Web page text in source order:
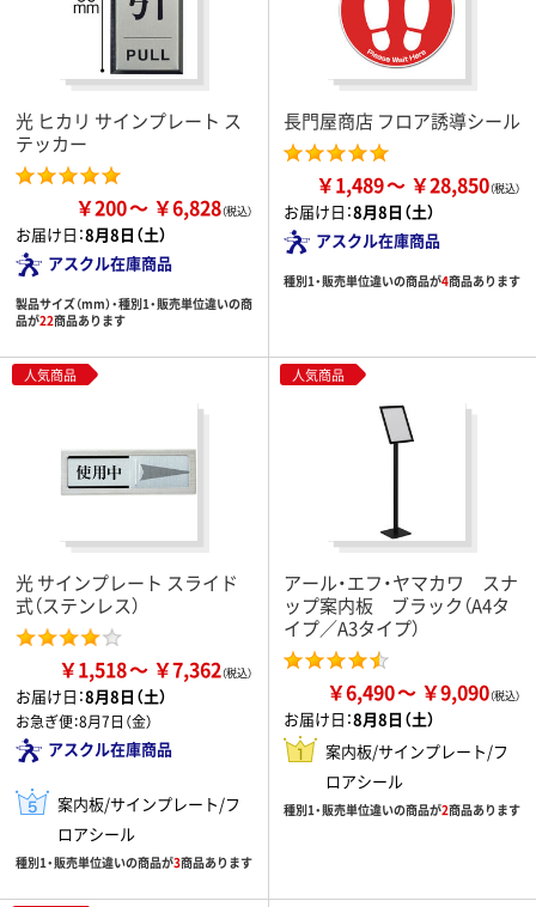
光 ヒカリ サインプレート ス
テッカー
￥200 ￥6,828
お届け日：8月8日（土）
アスクル在庫商品
製品サイズ（mm）・種別1・販売単位違いの商
品が22商品あります
長門屋商店 フロア誘導シール
￥1,489 ￥28,850
お届け日：8月8日（土）
アスクル在庫商品
種別1・販売単位違いの商品が4商品あります
人気商品
光 サインプレート スライド
式（ステンレス）
￥1,518 ￥7,362
お届け日：8月8日（土）
お急ぎ便：8月7日（金）
アスクル在庫商品
案内板/サインプレート/フ
ロアシール
種別1・販売単位違いの商品が3商品あります
人気商品
アール・エフ・ヤマカワ スナ
ップ案内板 ブラック（A4タ
イプ／A3タイプ）
￥6,490 ￥9,090
お届け日：8月8日（土）
案内板/サインプレート/フ
ロアシール
種別1・販売単位違いの商品が2商品あります